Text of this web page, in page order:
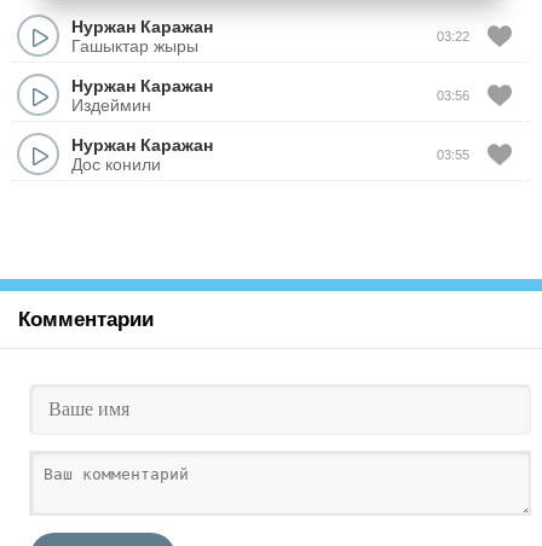
Нуржан Каражан
Гашыктар жыры
03:22
Нуржан Каражан
Издеймин
03:56
Нуржан Каражан
Дос конили
03:55
Комментарии